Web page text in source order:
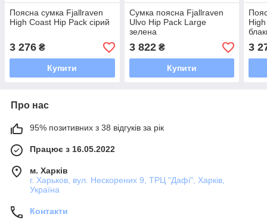
Поясна сумка Fjallraven
High Coast Hip Pack сірий
3 276 ₴
Купити
Сумка поясна Fjallraven
Ulvo Hip Pack Large
зелена
3 822₴
Купити
3
Про нас
95% позитивних з 38 відгуків за рік
Працює з 16.05.2022
м. Харків
г. Харьков, вул. Нескорених 9, ТРЦ "Дафі", Харків,
Україна
Контакти